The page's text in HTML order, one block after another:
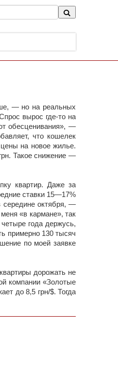
— но на реальных
вырос где-то на
обесценивания», —
что кошелек
на новое жилье.
Такое снижение —
квартир. Даже за
ставки 15—17%
середине октября, —
«в кармане», так
года держусь,
примерно 130 тысяч
по моей заявке
дорожать не
компании «Золотые
до 8,5 грн/$. Тогда